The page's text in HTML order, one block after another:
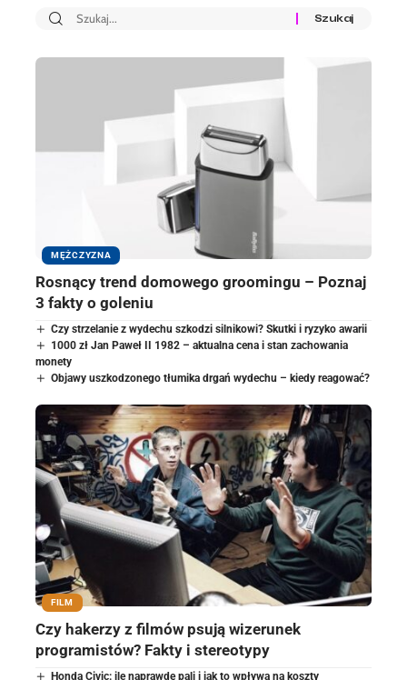
MĘŻCZYZNA
Rosnący trend domowego groomingu – Poznaj
3 fakty o goleniu
Czy strzelanie z wydechu szkodzi silnikowi? Skutki i ryzyko awarii
1000 zł Jan Paweł II 1982 – aktualna cena i stan zachowania
monety
Objawy uszkodzonego tłumika drgań wydechu – kiedy reagować?
FILM
Czy hakerzy z filmów psują wizerunek
programistów? Fakty i stereotypy
Honda Civic: ile naprawdę pali i jak to wpływa na koszty